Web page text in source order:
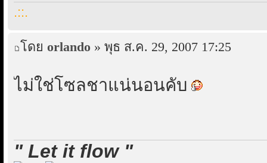
.::.
โดย orlando » พุธ ส.ค. 29, 2007 17:25
ไม่ใช่โซลชาแน่นอนคับ
" Let it flow "